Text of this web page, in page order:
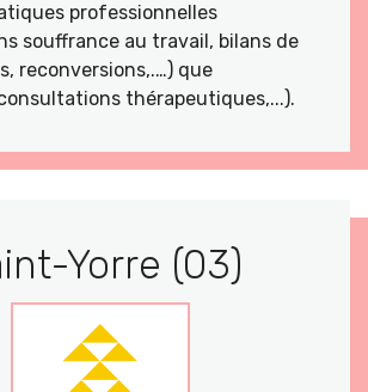
professionnelles
souffrance au travail, bilans de
reconversions,.…) que
thérapeutiques,...).
Yorre (03)